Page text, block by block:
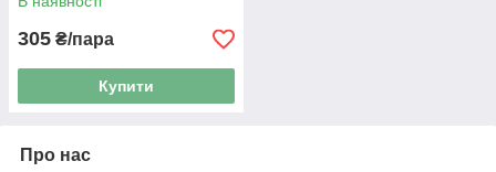
305 ₴/пара
Купити
Про нас